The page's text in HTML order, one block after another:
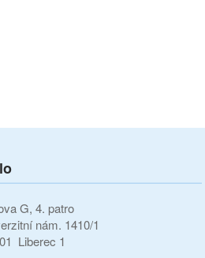
G, 4. patro
nám. 1410/1
Liberec 1